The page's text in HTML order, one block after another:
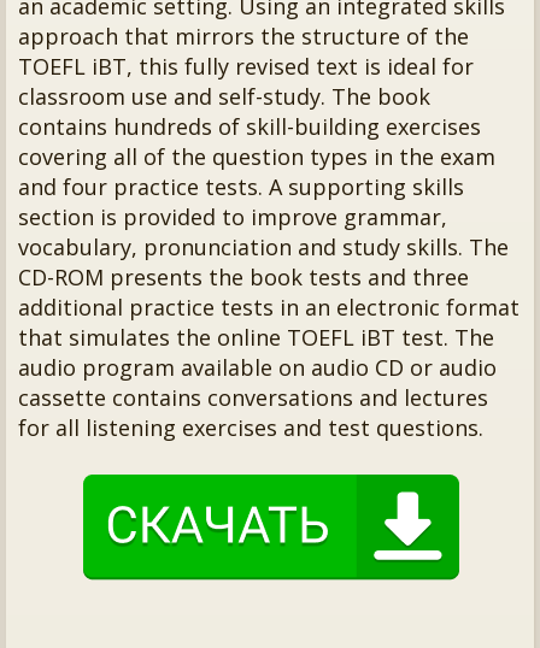
an academic setting. Using an integrated skills
approach that mirrors the structure of the
TOEFL iBT, this fully revised text is ideal for
classroom use and self-study. The book
contains hundreds of skill-building exercises
covering all of the question types in the exam
and four practice tests. A supporting skills
section is provided to improve grammar,
vocabulary, pronunciation and study skills. The
CD-ROM presents the book tests and three
additional practice tests in an electronic format
that simulates the online TOEFL iBT test. The
audio program available on audio CD or audio
cassette contains conversations and lectures
for all listening exercises and test questions.